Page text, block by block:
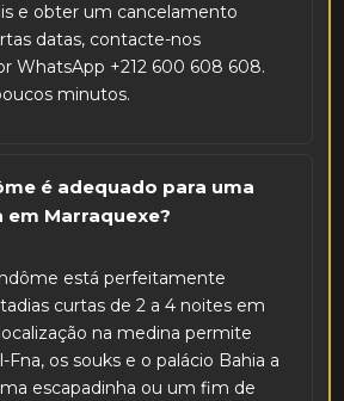
e obter um cancelamento
datas, contacte-nos
WhatsApp +212 600 608 608.
minutos.
é adequado para uma
Marraquexe?
está perfeitamente
curtas de 2 a 4 noites em
na medina permite
Fna, os souks e o palácio Bahia a
escapadinha ou um fim de